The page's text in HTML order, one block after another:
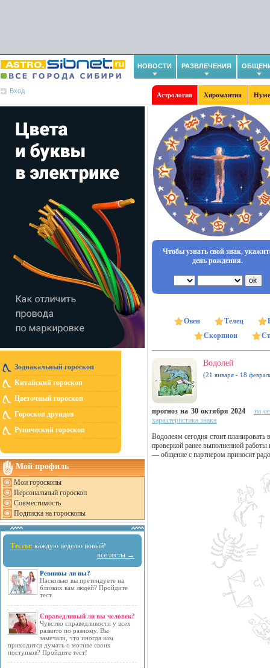
НОВОСТИ РАЗВЛЕЧЕНИЯ
Вход
Астрология Хиромантия
Зодиакальный гороскоп
Китайский гороскоп
Цветочный гороскоп
Гороскоп друидов
Рунический гороскоп
Мой профиль
Мои гороскопы
Персональный гороскоп
Совместимость
Подписка на гороскопы
Тесты: каждую неделю новый!
все тесты →
Ревнивы ли вы?
Насколько вы претендуете на
близких вам людей? Пройдите
тест.
Справедливый ли вы человек?
Чувство справедливости у всех
развито по разному. Вы
замечали, что иногда вам
приходится думать о мотиве своих
поступков? Пройдите тест!
Чтобы узнать свой знак,
день рождения.
Овен Телец
Скорпион
Водолей
(21 января - 18
прогноз на 30 октября 2024
на
характеристика знака
Водолеям сегодня стоит
проверкой ранее выполненной
— общение с партнером приносит